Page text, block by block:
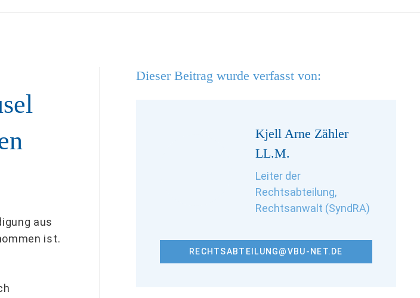
aus
ist.
Dieser Beitrag wurde verfasst von:
Kjell Arne Zähler
LL.M.
Leiter der
Rechtsabteilung,
Rechtsanwalt (SyndRA)
RECHTSABTEILUNG@VBU-NET.DE